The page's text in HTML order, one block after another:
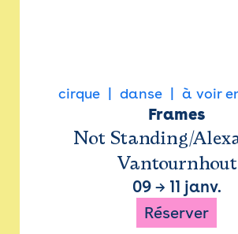
cirque danse à voir
Frames
Not Standing/
Vantournhout
09→ 11 janv.
Réserver